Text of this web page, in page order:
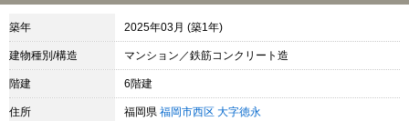
築年 2025年03月 (築1年)
建物種別/構造 マンション／鉄筋コンクリート造
階建 6階建
住所 福岡県 福岡市西区 大字徳永